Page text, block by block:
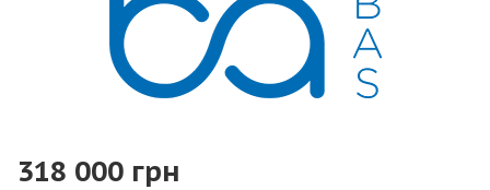
318 000 грн